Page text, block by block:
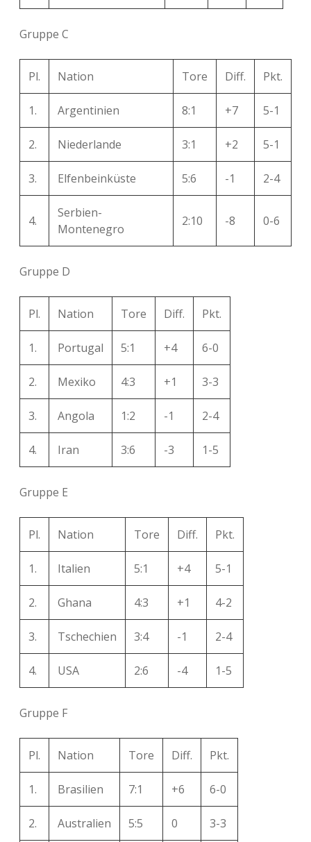
Gruppe C
Pl. Nation Tore Diff. Pkt.
1. Argentinien 8:1 +7 5-1
2. Niederlande 3:1 +2 5-1
3. Elfenbeinküste 5:6 -1 2-4
4.
Serbien-
Montenegro
2:10 -8 0-6
Gruppe D
Pl. Nation Tore Diff. Pkt.
1. Portugal 5:1 +4 6-0
2. Mexiko 4:3 +1 3-3
3. Angola 1:2 -1 2-4
4. Iran 3:6 -3 1-5
Gruppe E
Pl. Nation Tore Diff. Pkt.
1. Italien 5:1 +4 5-1
2. Ghana 4:3 +1 4-2
3. Tschechien 3:4 -1 2-4
4. USA 2:6 -4 1-5
Gruppe F
Pl. Nation Tore Diff. Pkt.
1. Brasilien 7:1 +6 6-0
2. Australien 5:5 0 3-3